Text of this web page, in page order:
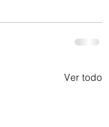
Ver todo